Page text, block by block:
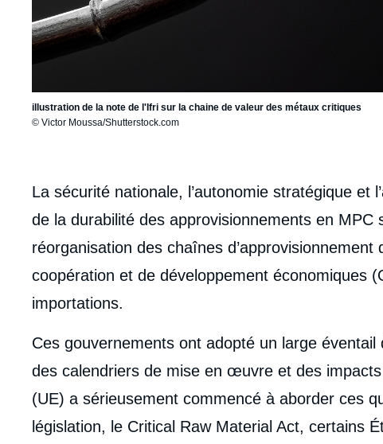
illustration de la note de l'Ifri sur la chaine de valeur des métaux critiques
© Victor Moussa/Shutterstock.com
body
La sécurité nationale, l’autonomie stratégique et
de la durabilité des approvisionnements en MPC
réorganisation des chaînes d’approvisionnement
coopération et de développement économiques
importations.
Ces gouvernements ont adopté un large
des calendriers de mise en œuvre et des impacts
(UE) a sérieusement commencé à aborder ces
législation, le Critical Raw Material Act, certains
Image